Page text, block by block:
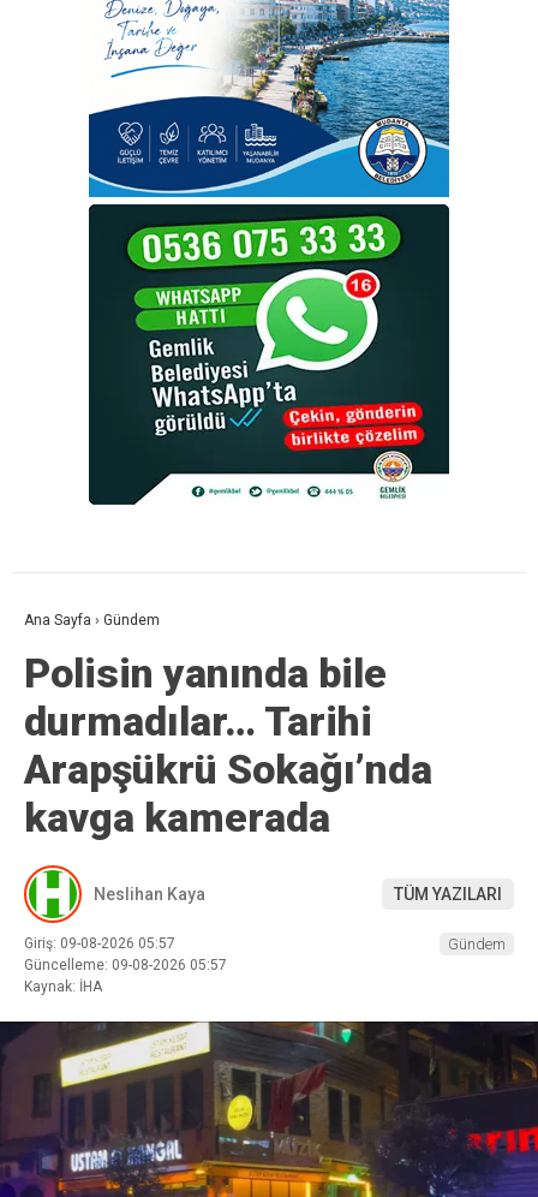
Ana Sayfa › Gündem
Polisin yanında bile
durmadılar… Tarihi
Arapşükrü Sokağı’nda
kavga kamerada
Neslihan Kaya TÜM YAZILARI
Giriş: 09-08-2026 05:57
Güncelleme: 09-08-2026 05:57
Kaynak: İHA
Gündem